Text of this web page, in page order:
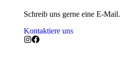
Schreib uns gerne eine E-Mail.
Kontaktiere uns